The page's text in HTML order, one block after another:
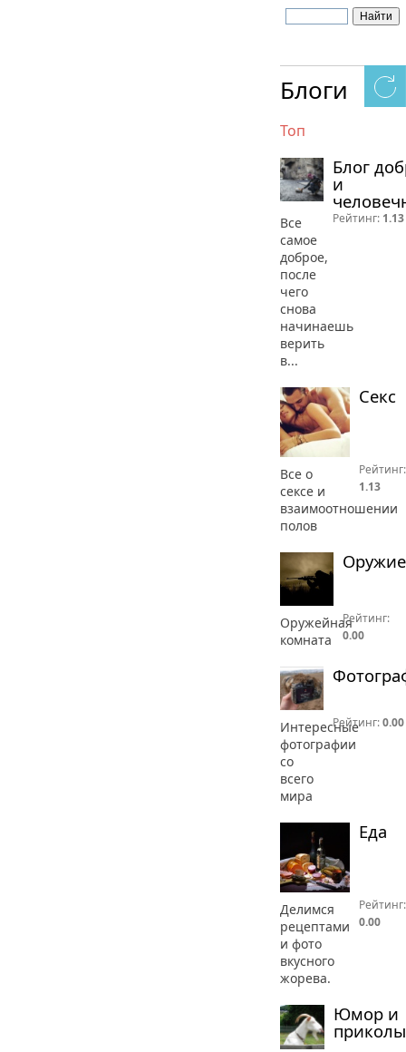
Блоги
Топ
Блог
и
Все
самое
доброе,
после
чего
снова
начинаешь
верить
в...
Рейтинг: 1.13
Секс
Все о
сексе и
взаимоотношении
полов
Рейтинг:
1.13
Оружие
Оружейная
комната
Рейтинг:
0.00
Интересные
фотографии
со
всего
мира
Рейтинг:0.00
Еда
Делимся
рецептами
и фото
вкусного
жорева.
Рейтинг:
0.00
Юмор и
приколы